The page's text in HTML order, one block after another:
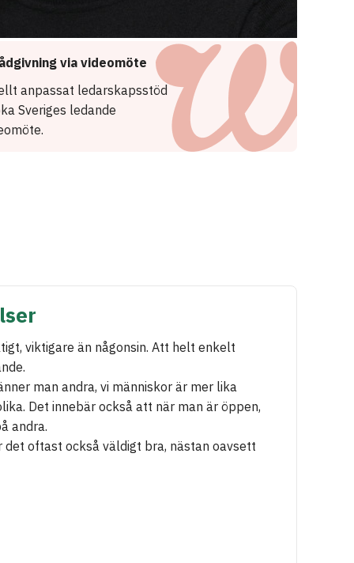
via videomöte
anpassat ledarskapsstöd
Sveriges ledande
viktigare än någonsin. Att helt enkelt
man andra, vi människor är mer lika
Det innebär också att när man är öppen,
andra.
det oftast också väldigt bra, nästan oavsett